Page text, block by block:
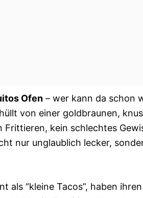
Ofen – wer kann da schon
von einer goldbraunen,
Frittieren, kein schlechtes
nur unglaublich lecker,
als “kleine Tacos”, haben